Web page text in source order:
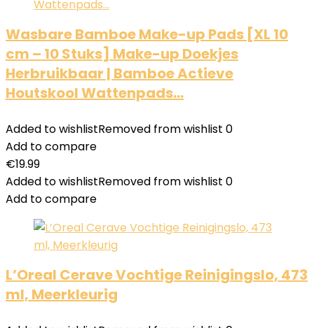
Wasbare Bamboe Make-up Pads [XL 10
cm – 10 Stuks] Make-up Doekjes
Herbruikbaar | Bamboe Actieve
Houtskool Wattenpads…
Added to wishlistRemoved from wishlist 0
Add to compare
€19.99
Added to wishlistRemoved from wishlist 0
Add to compare
L’Oreal Cerave Vochtige Reinigingslo, 473
ml, Meerkleurig